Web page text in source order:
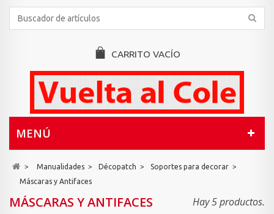
CARRITO VACÍO
MENÚ
> Manualidades > Décopatch > Soportes para decorar >
Máscaras y Antifaces
MÁSCARAS Y ANTIFACES Hay 5 productos.